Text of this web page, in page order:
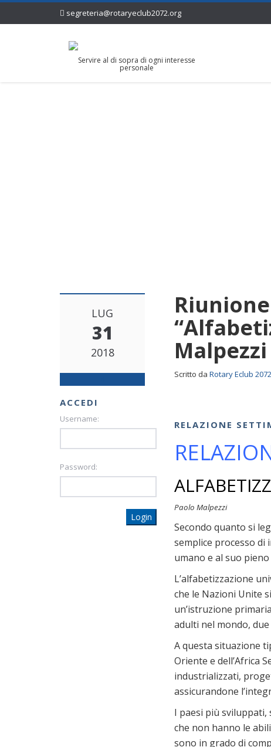
segreteria@rotaryeclub2072.org
Servire al di sopra di ogni interesse
personale
LUG
31
2018
ACCEDI
Username:
Password:
Login
Malpezzi
Scritto da Rotary Eclub 2072
RELAZIONE
Paolo Malpezzi
Secondo quanto si
semplice processo di
umano e al suo
L’alfabetizzazione
che le Nazioni Unite
un’istruzione
adulti nel mondo,
A questa situazione
Oriente e dell’Africa
industrializzati,
assicurandone
I paesi più
che non hanno le
sono in grado di